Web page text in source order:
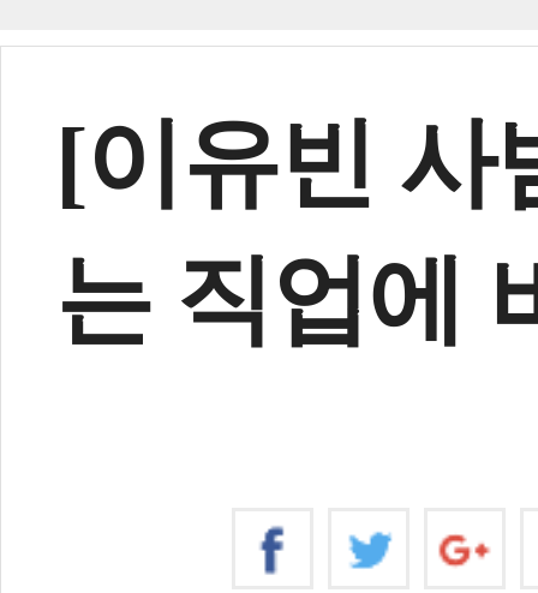
[이유빈 사
는 직업에